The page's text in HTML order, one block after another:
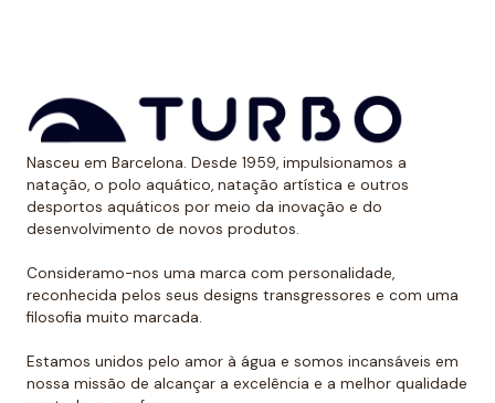
habitual. No caso de compará-lo com o fato de banho
Turbo com alças finas, sugerimos optar por um
tamanho maior, já que são um pouco menores.
Nasceu em Barcelona. Desde 1959, impulsionamos a
natação, o polo aquático, natação artística e outros
desportos aquáticos por meio da inovação e do
desenvolvimento de novos produtos.
Consideramo-nos uma marca com personalidade,
reconhecida pelos seus designs transgressores e com uma
filosofia muito marcada.
Estamos unidos pelo amor à água e somos incansáveis em
nossa missão de alcançar a excelência e a melhor qualidade